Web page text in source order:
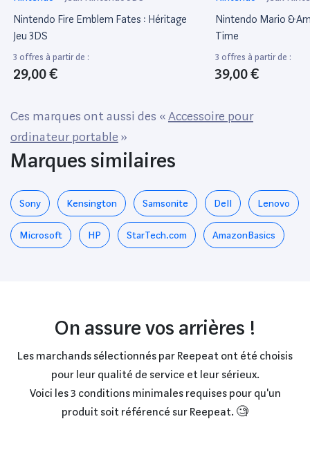
Nintendo Fire Emblem Fates : Héritage
Jeu 3DS
3 offres à partir de :
29,00 €
Nintendo Mario
Time
3 offres à partir de :
39,00 €
Ces marques ont aussi des «Accessoire pour
ordinateur portable »
Marques similaires
Sony Kensington Samsonite Dell Lenovo
Microsoft HP StarTech.com AmazonBasics
On assure vos arrières !
Les marchands sélectionnés par Reepeat ont été choisis
pour leur qualité de service et leur sérieux.
Voici les 3 conditions minimales requises pour qu'un
produit soit référencé sur Reepeat. 🧐